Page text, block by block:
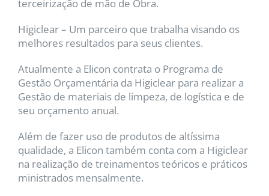
terceirização de mão de Obra.
Higiclear – Um parceiro que trabalha visando os
melhores resultados para seus clientes.
Atualmente a Elicon contrata o Programa de
Gestão Orçamentária da Higiclear para realizar a
Gestão de materiais de limpeza, de logística e de
seu orçamento anual.
Além de fazer uso de produtos de altíssima
qualidade, a Elicon também conta com a Higiclear
na realização de treinamentos teóricos e práticos
ministrados mensalmente.